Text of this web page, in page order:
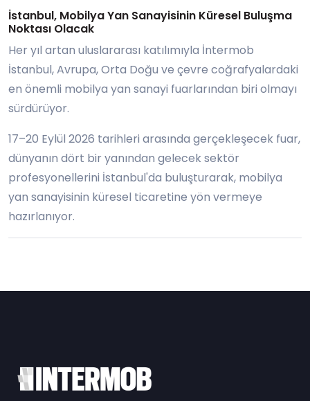
İstanbul, Mobilya Yan Sanayisinin Küresel Buluşma
Noktası Olacak
Her yıl artan uluslararası katılımıyla İntermob
İstanbul, Avrupa, Orta Doğu ve çevre coğrafyalardaki
en önemli mobilya yan sanayi fuarlarından biri olmayı
sürdürüyor.
17–20 Eylül 2026 tarihleri arasında gerçekleşecek fuar,
dünyanın dört bir yanından gelecek sektör
profesyonellerini İstanbul'da buluşturarak, mobilya
yan sanayisinin küresel ticaretine yön vermeye
hazırlanıyor.